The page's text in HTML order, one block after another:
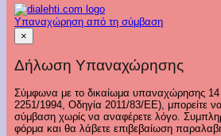
Υπαναχώρηση από τη σύμβαση
×
Δήλωση Υπαναχώρησης
Σύμφωνα με το δικαίωμα υπαναχώρησης
2251/1994, Οδηγία 2011/83/ΕΕ), μπορείτε
σύμβαση χωρίς να αναφέρετε λόγο.
φόρμα και θα λάβετε επιβεβαίωση